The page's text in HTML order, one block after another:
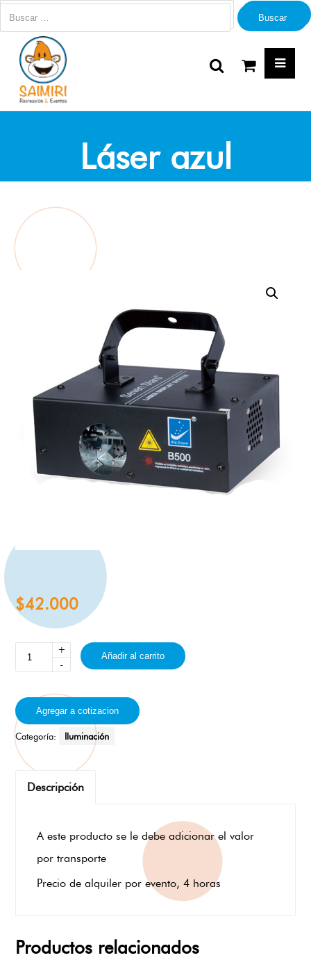
Buscar
Buscar
Láser azul
$42.000
+
-
Añadir al carrito
Agregar a cotizacion
Categoría: Iluminación
Descripción
A este producto se le debe adicionar el valor
por transporte
Precio de alquiler por evento, 4 horas
Productos relacionados